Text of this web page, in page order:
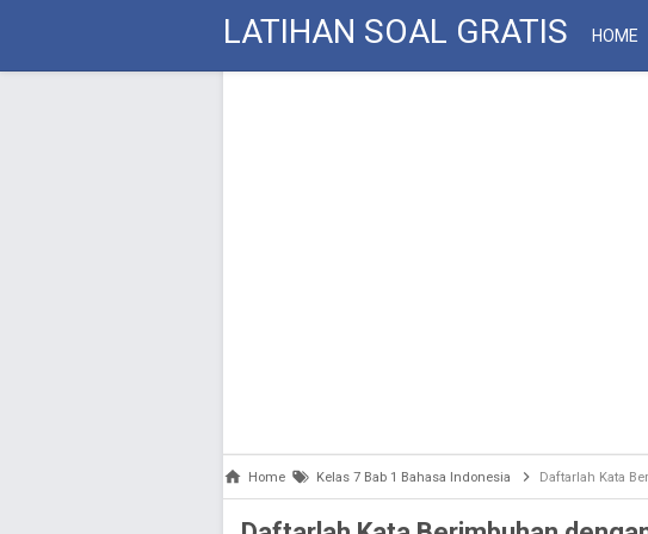
LATIHAN SOAL GRATIS HOME
Home Kelas 7 Bab 1 Bahasa Indonesia Daftarlah Kata